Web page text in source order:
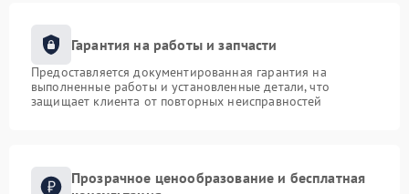
Гарантия на работы и запчасти
Предоставляется документированная гарантия на
выполненные работы и установленные детали, что
защищает клиента от повторных неисправностей
Прозрачное ценообразование и бесплатная